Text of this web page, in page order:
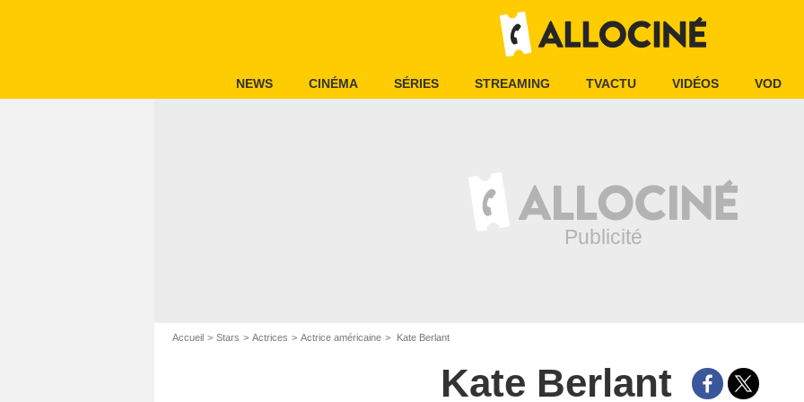
NEWS CINÉMA SÉRIES STREAMING TVACTU VIDÉOS VOD
Accueil Stars Actrices Actrice américaine Kate Berlant
Kate Berlant